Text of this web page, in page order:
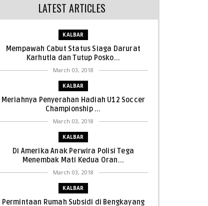
LATEST ARTICLES
KALBAR
Mempawah Cabut Status Siaga Darurat
Karhutla dan Tutup Posko...
March 03, 2018
KALBAR
Meriahnya Penyerahan Hadiah U12 Soccer
Championship ...
March 03, 2018
KALBAR
Di Amerika Anak Perwira Polisi Tega
Menembak Mati Kedua Oran...
March 03, 2018
KALBAR
Permintaan Rumah Subsidi di Bengkayang